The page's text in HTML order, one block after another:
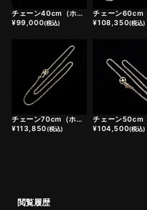
チェーン40cm（ホイール小＋ヤングイーグルフック）
¥99,000(税込)
¥108,350(税込)
チェーン70cm（ホイール小＋イーグルヘッドフック）
¥113,850(税込)
¥104,500(税込)
閲覧履歴